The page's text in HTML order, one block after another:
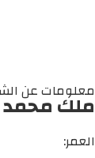
معلومات عن
ملك
العمر: